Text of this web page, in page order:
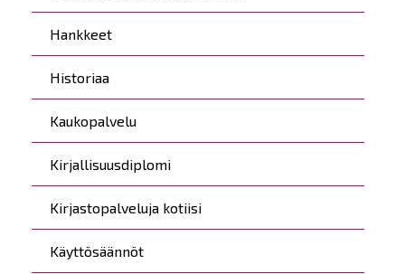
Hankkeet
Historiaa
Kaukopalvelu
Kirjallisuusdiplomi
Kirjastopalveluja kotiisi
Käyttösäännöt